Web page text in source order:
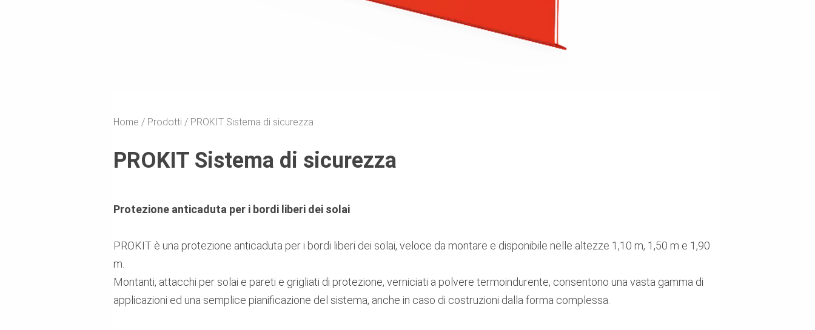
Home Prodotti PROKIT Sistema di sicurezza
PROKIT Sistema di sicurezza
Protezione anticaduta per i bordi liberi dei solai
PROKIT è una protezione anticaduta per i bordi liberi dei solai, veloce da montare e disponibile nelle altezze 1,10 m, 1,50 m e 1,90
m.
Montanti, attacchi per solai e pareti e grigliati di protezione, verniciati a polvere termoindurente, consentono una vasta gamma di
applicazioni ed una semplice pianificazione del sistema, anche in caso di costruzioni dalla forma complessa.